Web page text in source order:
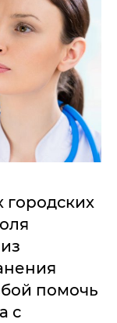
городских
помочь
с